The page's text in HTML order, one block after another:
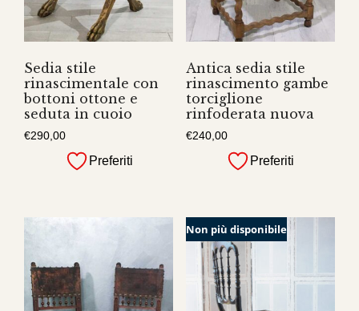
Sedia stile
rinascimentale con
bottoni ottone e
seduta in cuoio
€290,00
Preferiti
Antica sedia stile
rinascimento gambe
torciglione
rinfoderata nuova
€240,00
Preferiti
Non più disponibile